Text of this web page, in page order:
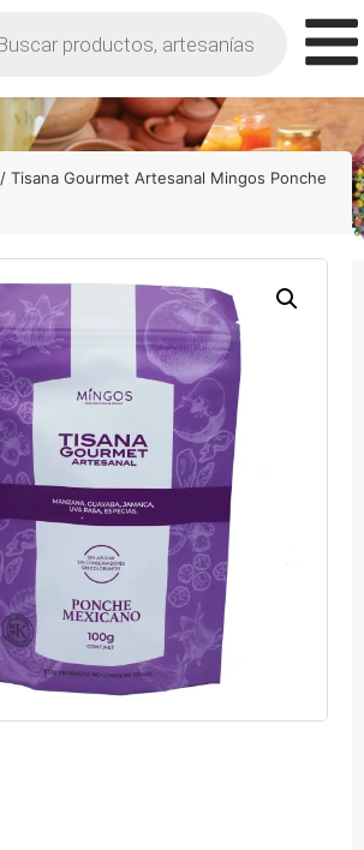
/ Tisana Gourmet Artesanal Mingos Ponche